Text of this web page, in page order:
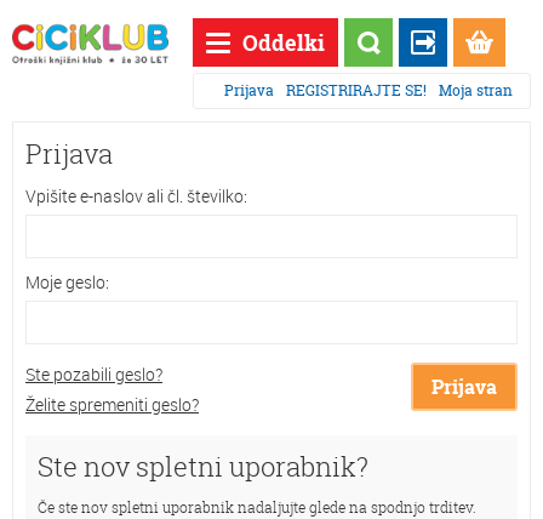
Oddelki
Prijava REGISTRIRAJTE SE! Moja stran
Prijava
Vpišite e-naslov ali čl. številko:
Moje geslo:
Ste pozabili geslo?
Želite spremeniti geslo?
Prijava
Ste nov spletni uporabnik?
Če ste nov spletni uporabnik nadaljujte glede na spodnjo trditev.